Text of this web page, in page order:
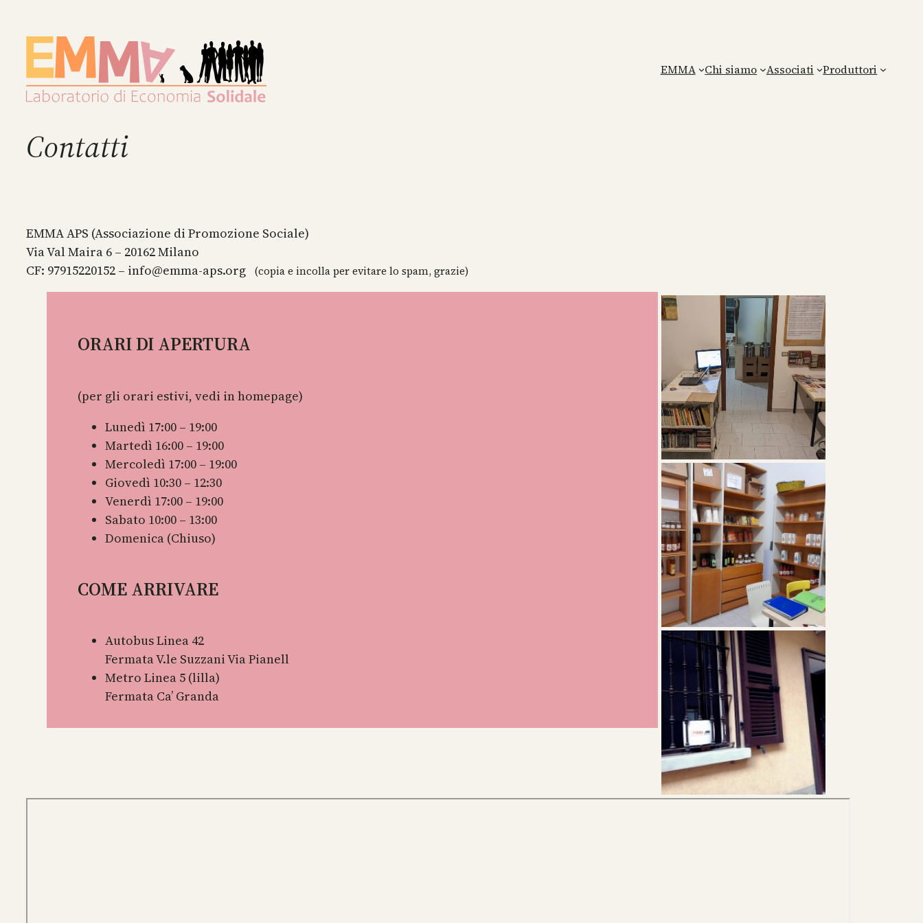
EMMA Chi siamo Associati Produttori
Contatti
EMMA APS (Associazione di Promozione Sociale)
Via Val Maira 6 – 20162 Milano
CF: 97915220152 – info@emma-aps.org
(copia e incolla per evitare lo spam, grazie)
ORARI DI APERTURA
(per gli orari estivi, vedi in homepage)
Lunedì 17:00 – 19:00
Martedì 16:00 – 19:00
Mercoledì 17:00 – 19:00
Giovedì 10:30 – 12:30
Venerdì 17:00 – 19:00
Sabato 10:00 – 13:00
Domenica (Chiuso)
COME ARRIVARE
Autobus Linea 42
Fermata V.le Suzzani Via Pianell
Metro Linea 5 (lilla)
Fermata Ca’ Granda